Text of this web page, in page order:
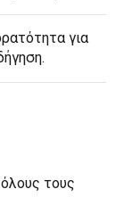
για
τους